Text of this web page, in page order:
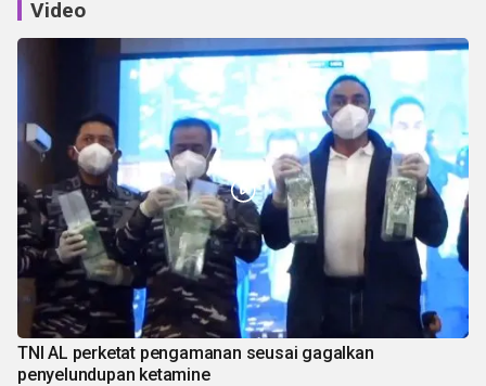
Video
TNI AL perketat pengamanan seusai gagalkan
penyelundupan ketamine